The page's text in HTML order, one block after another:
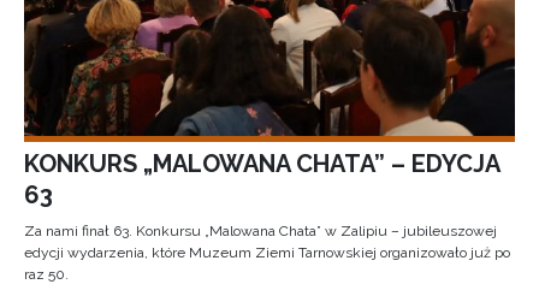
KONKURS „MALOWANA CHATA” – EDYCJA
63
Za nami finał 63. Konkursu „Malowana Chata” w Zalipiu – jubileuszowej
edycji wydarzenia, które Muzeum Ziemi Tarnowskiej organizowało już po
raz 50.